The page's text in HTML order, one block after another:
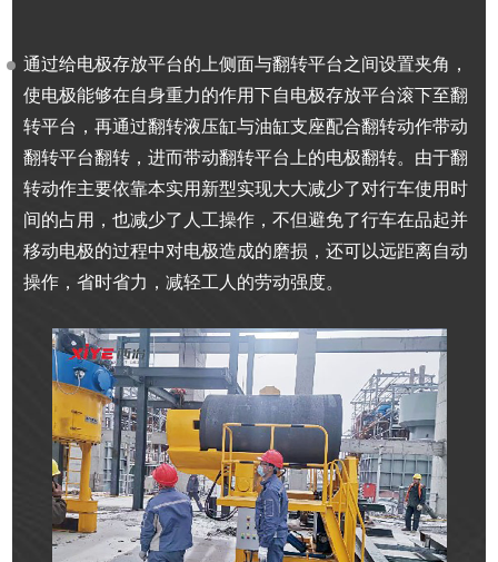
通过给电极存放平台的上侧面与翻转平台之间设置夹角，
使电极能够在自身重力的作用下自电极存放平台滚下至翻
转平台，再通过翻转液压缸与油缸支座配合翻转动作带动
翻转平台翻转，进而带动翻转平台上的电极翻转。由于翻
转动作主要依靠本实用新型实现大大减少了对行车使用时
间的占用，也减少了人工操作，不但避免了行车在品起并
移动电极的过程中对电极造成的磨损，还可以远距离自动
操作，省时省力，减轻工人的劳动强度。